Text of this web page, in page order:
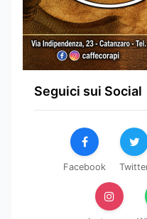
Seguici sui Social
Facebook